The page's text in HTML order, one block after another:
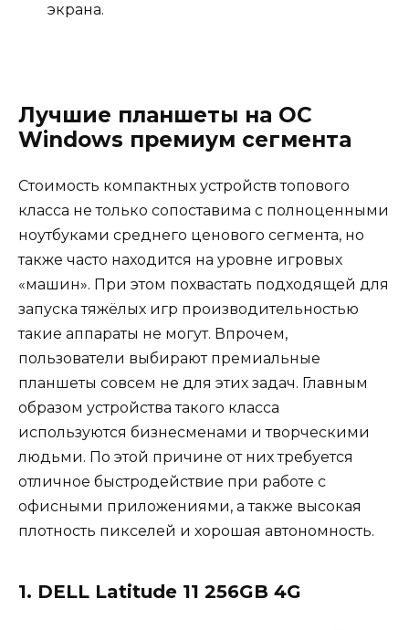
экрана.
Лучшие планшеты на ОС
Windows премиум сегмента
Стоимость компактных устройств топового
класса не только сопоставима с полноценными
ноутбуками среднего ценового сегмента, но
также часто находится на уровне игровых
«машин». При этом похвастать подходящей для
запуска тяжёлых игр производительностью
такие аппараты не могут. Впрочем,
пользователи выбирают премиальные
планшеты совсем не для этих задач. Главным
образом устройства такого класса
используются бизнесменами и творческими
людьми. По этой причине от них требуется
отличное быстродействие при работе с
офисными приложениями, а также высокая
плотность пикселей и хорошая автономность.
1. DELL Latitude 11 256GB 4G